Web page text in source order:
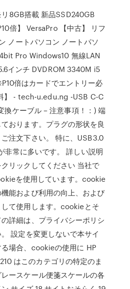
8GB搭載 新品SSD240GB
倍】 VersaPro 【中古】 リフ
ノートパソコン ノートパソ
Pro Windows10 無線LAN
インチ DVDROM 3340M i5
倍はカードでエントリー必
】 - tech-u.edu.ng -USB C-C
換ケーブル – 注意事項！：) 端
おります。プラグの形状を良
注文下さい。 特に、USB3.0
非常に多いです。 詳しい説明
リックしてください 当社で
を使用しています。cookie
能および利用の向上、および
て使用します。cookieとそ
詳細は、プライバシーポリシ
設定を変更しないで本サイ
る場合、cookieの使用に HP
はこのカテゴリの特定のま
ースケール便箋スケールの各